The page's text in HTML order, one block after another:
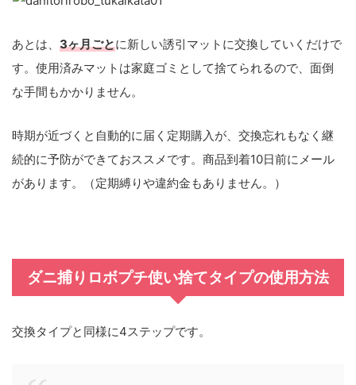
あとは、 3ヶ月ごとに新しい誘引マットに交換していくだけで
す。使用済みマットは家庭ゴミとして捨てられるので、面倒
な手間もかかりません。
時期が近づくと自動的に届く定期購入が、交換忘れもなく継
続的に予防ができておススメです。 商品到着10日前にメール
があります。（定期縛りや違約金もありません。）
ダニ捕りロボプチ使い捨てタイプの使用方法
交換タイプと同様に4ステップです。